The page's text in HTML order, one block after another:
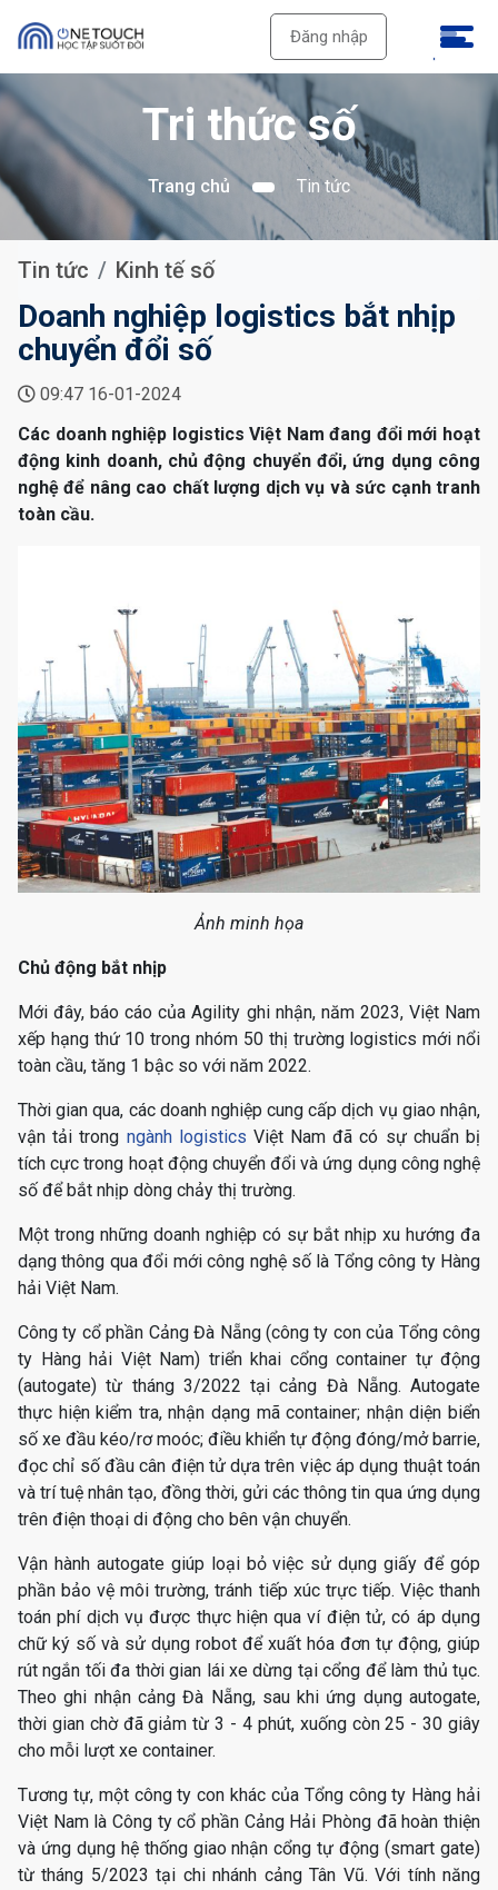
Đăng nhập
Tri thức số
Trang chủ Tin tức
Tin tức Kinh tế số
Doanh nghiệp logistics bắt nhịp
chuyển đổi số
09:47 16-01-2024
Các doanh nghiệp logistics Việt Nam đang đổi mới hoạt
động kinh doanh, chủ động chuyển đổi, ứng dụng công
nghệ để nâng cao chất lượng dịch vụ và sức cạnh tranh
toàn cầu.
Ảnh minh họa
Chủ động bắt nhịp
Mới đây, báo cáo của Agility ghi nhận, năm 2023, Việt Nam
xếp hạng thứ 10 trong nhóm 50 thị trường logistics mới nổi
toàn cầu, tăng 1 bậc so với năm 2022.
Thời gian qua, các doanh nghiệp cung cấp dịch vụ giao nhận,
vận tải trong ngành logistics Việt Nam đã có sự chuẩn bị
tích cực trong hoạt động chuyển đổi và ứng dụng công nghệ
số để bắt nhịp dòng chảy thị trường.
Một trong những doanh nghiệp có sự bắt nhịp xu hướng đa
dạng thông qua đổi mới công nghệ số là Tổng công ty Hàng
hải Việt Nam.
Công ty cổ phần Cảng Đà Nẵng (công ty con của Tổng công
ty Hàng hải Việt Nam) triển khai cổng container tự động
(autogate) từ tháng 3/2022 tại cảng Đà Nẵng. Autogate
thực hiện kiểm tra, nhận dạng mã container; nhận diện biển
số xe đầu kéo/rơ moóc; điều khiển tự động đóng/mở barrie,
đọc chỉ số đầu cân điện tử dựa trên việc áp dụng thuật toán
và trí tuệ nhân tạo, đồng thời, gửi các thông tin qua ứng dụng
trên điện thoại di động cho bên vận chuyển.
Vận hành autogate giúp loại bỏ việc sử dụng giấy để góp
phần bảo vệ môi trường, tránh tiếp xúc trực tiếp. Việc thanh
toán phí dịch vụ được thực hiện qua ví điện tử, có áp dụng
chữ ký số và sử dụng robot để xuất hóa đơn tự động, giúp
rút ngắn tối đa thời gian lái xe dừng tại cổng để làm thủ tục.
Theo ghi nhận cảng Đà Nẵng, sau khi ứng dụng autogate,
thời gian chờ đã giảm từ 3 - 4 phút, xuống còn 25 - 30 giây
cho mỗi lượt xe container.
Tương tự, một công ty con khác của Tổng công ty Hàng hải
Việt Nam là Công ty cổ phần Cảng Hải Phòng đã hoàn thiện
và ứng dụng hệ thống giao nhận cổng tự động (smart gate)
từ tháng 5/2023 tại chi nhánh cảng Tân Vũ. Với tính năng